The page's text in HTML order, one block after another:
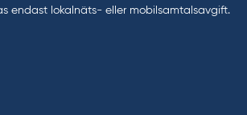
endast lokalnäts- eller mobilsamtalsavgift.